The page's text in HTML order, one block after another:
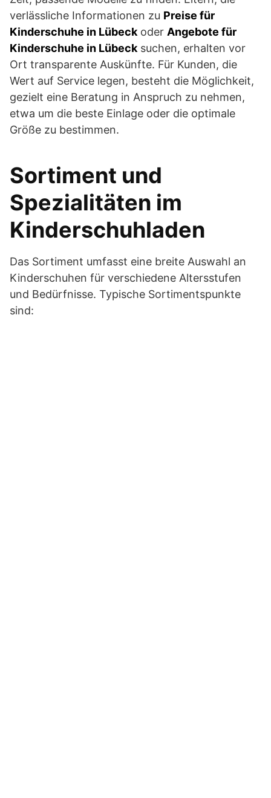
verlässliche Informationen zu Preise für
Kinderschuhe in Lübeck oder Angebote für
Kinderschuhe in Lübeck suchen, erhalten vor
Ort transparente Auskünfte. Für Kunden, die
Wert auf Service legen, besteht die Möglichkeit,
gezielt eine Beratung in Anspruch zu nehmen,
etwa um die beste Einlage oder die optimale
Größe zu bestimmen.
Sortiment und
Spezialitäten im
Kinderschuhladen
Das Sortiment umfasst eine breite Auswahl an
Kinderschuhen für verschiedene Altersstufen
und Bedürfnisse. Typische Sortimentspunkte
sind: